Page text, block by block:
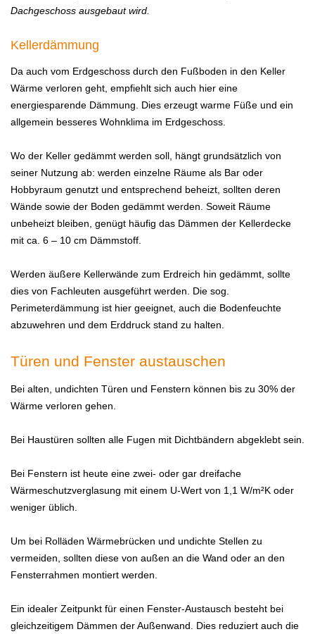
Dachgeschoss ausgebaut wird.
Kellerdämmung
Da auch vom Erdgeschoss durch den Fußboden in den Keller
Wärme verloren geht, empfiehlt sich auch hier eine
energiesparende Dämmung. Dies erzeugt warme Füße und ein
allgemein besseres Wohnklima im Erdgeschoss.
Wo der Keller gedämmt werden soll, hängt grundsätzlich von
seiner Nutzung ab: werden einzelne Räume als Bar oder
Hobbyraum genutzt und entsprechend beheizt, sollten deren
Wände sowie der Boden gedämmt werden. Soweit Räume
unbeheizt bleiben, genügt häufig das Dämmen der Kellerdecke
mit ca. 6 – 10 cm Dämmstoff.
Werden äußere Kellerwände zum Erdreich hin gedämmt, sollte
dies von Fachleuten ausgeführt werden. Die sog.
Perimeterdämmung ist hier geeignet, auch die Bodenfeuchte
abzuwehren und dem Erddruck stand zu halten.
Türen und Fenster austauschen
Bei alten, undichten Türen und Fenstern können bis zu 30% der
Wärme verloren gehen.
Bei Haustüren sollten alle Fugen mit Dichtbändern abgeklebt sein.
Bei Fenstern ist heute eine zwei- oder gar dreifache
Wärmeschutzverglasung mit einem U-Wert von 1,1 W/m²K oder
weniger üblich.
Um bei Rolläden Wärmebrücken und undichte Stellen zu
vermeiden, sollten diese von außen an die Wand oder an den
Fensterrahmen montiert werden.
Ein idealer Zeitpunkt für einen Fenster-Austausch besteht bei
gleichzeitigem Dämmen der Außenwand. Dies reduziert auch die